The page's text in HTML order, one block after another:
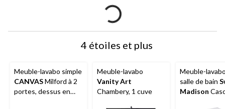
4 étoiles et plus
Meuble-lavabo simple
CANVASMilford à 2
portes, dessus en
Meuble-lavabo
Vanity Art
Chambery, 1 cuve
Meuble-
salle de bain
Madison